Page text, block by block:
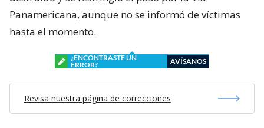
Panamericana, aunque no se informó de víctimas
hasta el momento.
¿ENCONTRASTE UN
ERROR?
AVÍSANOS
Revisa nuestra página de correcciones